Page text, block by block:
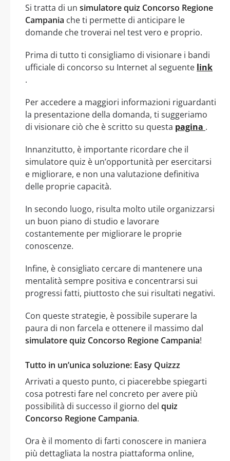
Si tratta di un simulatore quiz Concorso Regione
Campania che ti permette di anticipare le
domande che troverai nel test vero e proprio.
Prima di tutto ti consigliamo di visionare i bandi
ufficiale di concorso su Internet al seguente link
.
Per accedere a maggiori informazioni riguardanti
la presentazione della domanda, ti suggeriamo
di visionare ciò che è scritto su questa pagina .
Innanzitutto, è importante ricordare che il
simulatore quiz è un’opportunità per esercitarsi
e migliorare, e non una valutazione definitiva
delle proprie capacità.
In secondo luogo, risulta molto utile organizzarsi
un buon piano di studio e lavorare
costantemente per migliorare le proprie
conoscenze.
Infine, è consigliato cercare di mantenere una
mentalità sempre positiva e concentrarsi sui
progressi fatti, piuttosto che sui risultati negativi.
Con queste strategie, è possibile superare la
paura di non farcela e ottenere il massimo dal
simulatore quiz Concorso Regione Campania!
Tutto in un’unica soluzione: Easy Quizzz
Arrivati a questo punto, ci piacerebbe spiegarti
cosa potresti fare nel concreto per avere più
possibilità di successo il giorno del quiz
Concorso Regione Campania.
Ora è il momento di farti conoscere in maniera
più dettagliata la nostra piattaforma online,